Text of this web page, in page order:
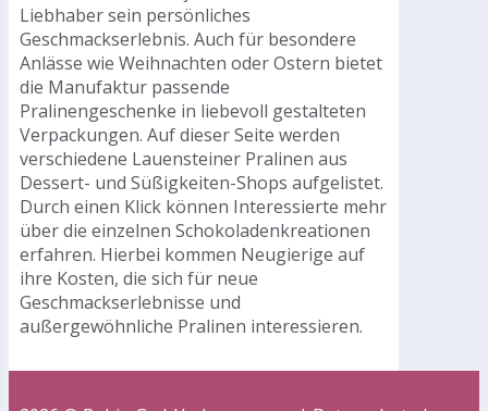
Liebhaber sein persönliches
Geschmackserlebnis. Auch für besondere
Anlässe wie Weihnachten oder Ostern bietet
die Manufaktur passende
Pralinengeschenke in liebevoll gestalteten
Verpackungen. Auf dieser Seite werden
verschiedene Lauensteiner Pralinen aus
Dessert- und Süßigkeiten-Shops aufgelistet.
Durch einen Klick können Interessierte mehr
über die einzelnen Schokoladenkreationen
erfahren. Hierbei kommen Neugierige auf
ihre Kosten, die sich für neue
Geschmackserlebnisse und
außergewöhnliche Pralinen interessieren.